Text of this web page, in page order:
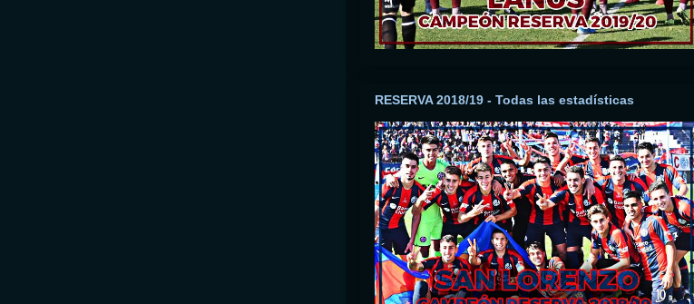
RESERVA 2018/19 - Todas las estadísticas